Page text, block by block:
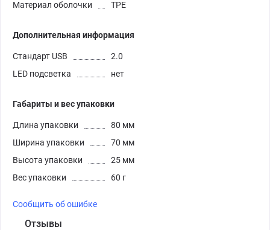
Материал оболочки ТРЕ
Дополнительная информация
Стандарт USB
2.0
LED подсветка
нет
Габариты и вес упаковки
Длина упаковки
80 мм
Ширина упаковки
70 мм
Высота упаковки
25 мм
Вес упаковки
60 г
Сообщить об ошибке
Отзывы